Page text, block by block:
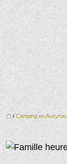
/ Camping en Aveyron